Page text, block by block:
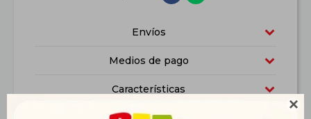

Envíos
Medios de pago
Características